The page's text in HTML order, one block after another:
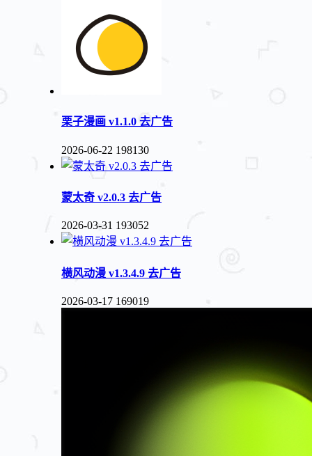
栗子漫画 v1.1.0 去广告
2026-06-22 198130
蒙太奇 v2.0.3 去广告
2026-03-31 193052
横风动漫 v1.3.4.9 去广告
2026-03-17 169019